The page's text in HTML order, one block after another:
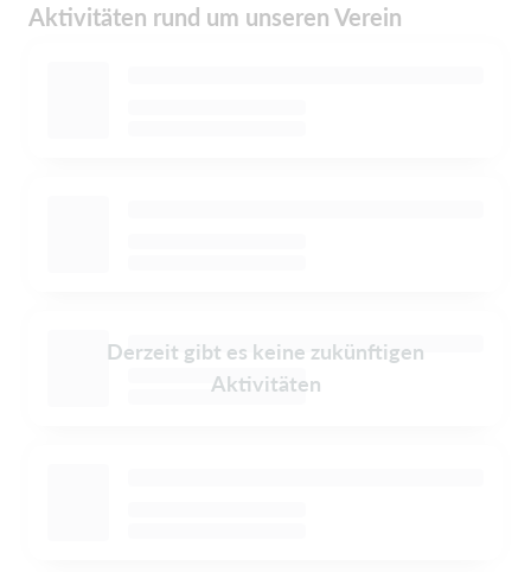
Aktivitäten rund um unseren Verein
Derzeit gibt es keine zukünftigen
Aktivitäten